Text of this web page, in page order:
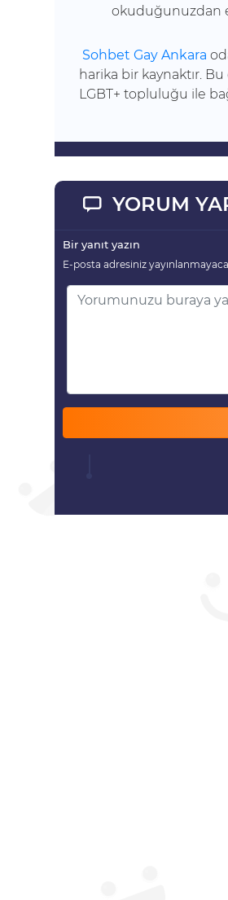
okuduğunuzdan
Sohbet Gay Ankara
harika bir kaynaktır.
LGBT+ topluluğu ile
YORUM
Bir yanıt yazın
E-posta adresiniz